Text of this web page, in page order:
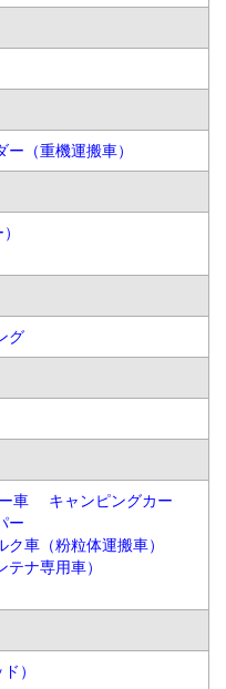
ー（重機運搬車）
グ
車
キャンピングカー
ー
ク車（粉粒体運搬車）
ナ専用車）
）